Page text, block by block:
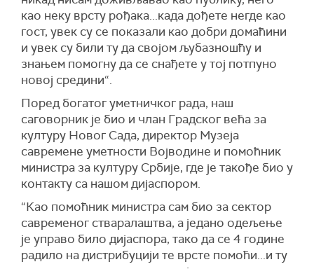
као неку врсту рођака...када дођете негде као
гост, увек су се показали као добри домаћини
и увек су били ту да својом љубазношћу и
знањем помогну да се снађете у тој потпуно
новој средини“.
Поред богатог уметничког рада, наш
саговорник је био и члан Градског већа за
културу Новог Сада, директор Музеја
савремене уметности Војводине и помоћник
министра за културу Србије, где је такође био у
контакту са нашом дијаспором.
“Као помоћник министра сам био за сектор
савременог стваралаштва, а једано одељење
је управо било дијаспора, тако да се 4 године
радило на дистрибуцији те врсте помоћи...и ту